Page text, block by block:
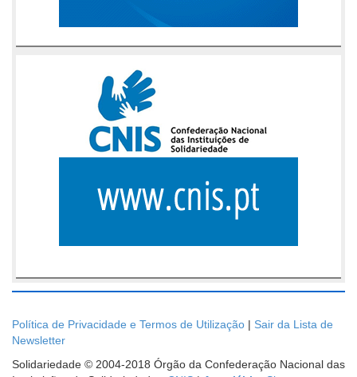
Política de Privacidade e Termos de Utilização | Sair da Lista de
Newsletter
Solidariedade © 2004-2018 Órgão da Confederação Nacional das